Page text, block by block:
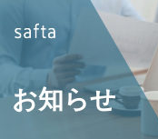
お知らせ